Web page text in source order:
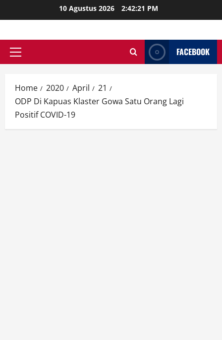
to
10 Agustus 2026 2:42:22 PM
Primary
FACEBOOK
Home 2020 April
21
ODP Di Kapuas Klaster Gowa Satu Orang Lagi
Positif COVID-19